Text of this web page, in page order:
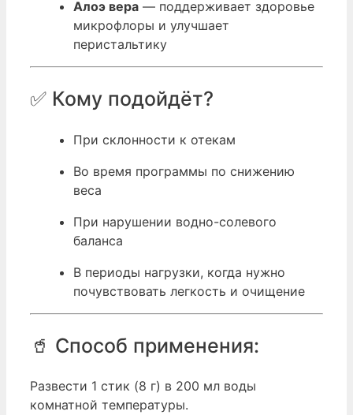
Алоэ вера — поддерживает здоровье
микрофлоры и улучшает
перистальтику
✅ Кому подойдёт?
При склонности к отекам
Во время программы по снижению
веса
При нарушении водно-солевого
баланса
В периоды нагрузки, когда нужно
почувствовать легкость и очищение
🥤 Способ применения:
Развести 1 стик (8 г) в 200 мл воды
комнатной температуры.